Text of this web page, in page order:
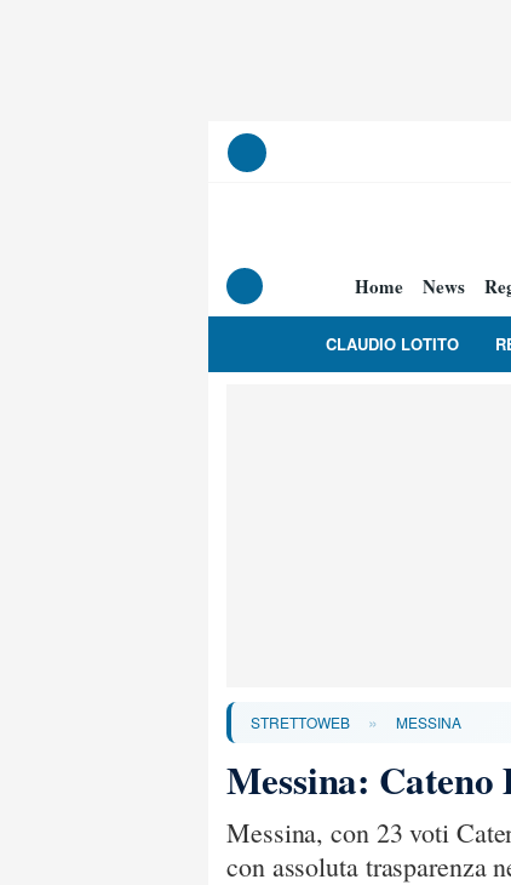
Home News
CLAUDIO LOTITO
STRETTOWEB » MESSINA
Messina:
Messina, con 23 voti
con assoluta trasparenza